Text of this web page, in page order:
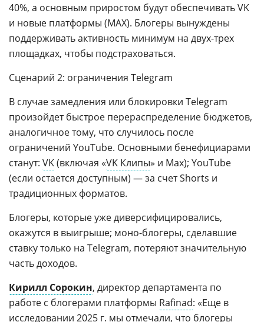
40%, а основным приростом будут обеспечивать VK
и новые платформы (MAX). Блогеры вынуждены
поддерживать активность минимум на двух-трех
площадках, чтобы подстраховаться.
Сценарий 2: ограничения Telegram
В случае замедления или блокировки Telegram
произойдет быстрое перераспределение бюджетов,
аналогичное тому, что случилось после
ограничений YouTube. Основными бенефициарами
станут: VK(включая «VK Клипы» и Max); YouTube
(если остается доступным) — за счет Shorts и
традиционных форматов.
Блогеры, которые уже диверсифицировались,
окажутся в выигрыше; моно-блогеры, сделавшие
ставку только на Telegram, потеряют значительную
часть доходов.
Кирилл Сорокин, директор департамента по
работе с блогерами платформы Rafinad: «Еще в
исследовании 2025 г. мы отмечали, что блогеры